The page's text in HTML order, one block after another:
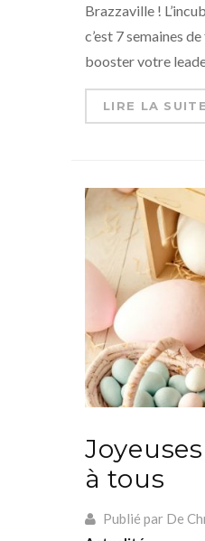
Brazzaville !
c’est 7 semaines
booster votre
LIRE LA SUITE
à tous
Publié par De